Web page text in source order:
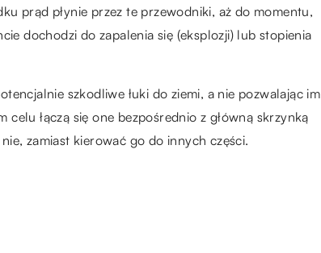
prąd płynie przez te przewodniki, aż do momentu,
dochodzi do zapalenia się (eksplozji) lub stopienia
szkodliwe łuki do ziemi, a nie pozwalając im
łączą się one bezpośrednio z główną skrzynką
zamiast kierować go do innych części.